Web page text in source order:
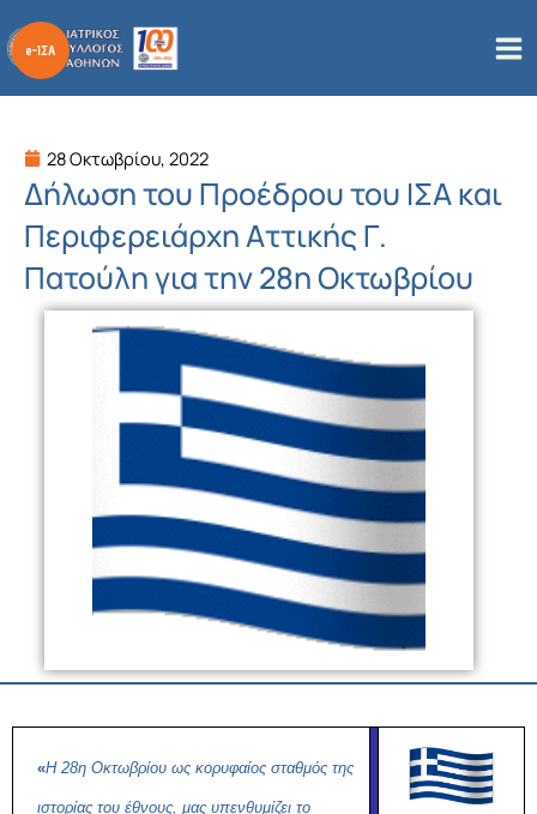
στο
περιεχόμενο
28 Οκτωβρίου, 2022
Δήλωση του Προέδρου του ΙΣΑ και
Περιφερειάρχη Αττικής Γ.
Πατούλη για την 28η Οκτωβρίου
«Η 28η Οκτωβρίου ως κορυφαίος σταθμός της
ιστορίας του έθνους, μας υπενθυμίζει το